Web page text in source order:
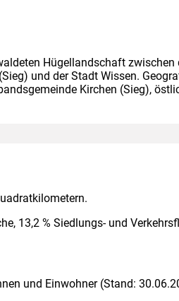
Hügellandschaft
und der Stadt Wissen.
Kirchen (Sieg),
13,2 % Siedlungs- und
und Einwohner (Stand: